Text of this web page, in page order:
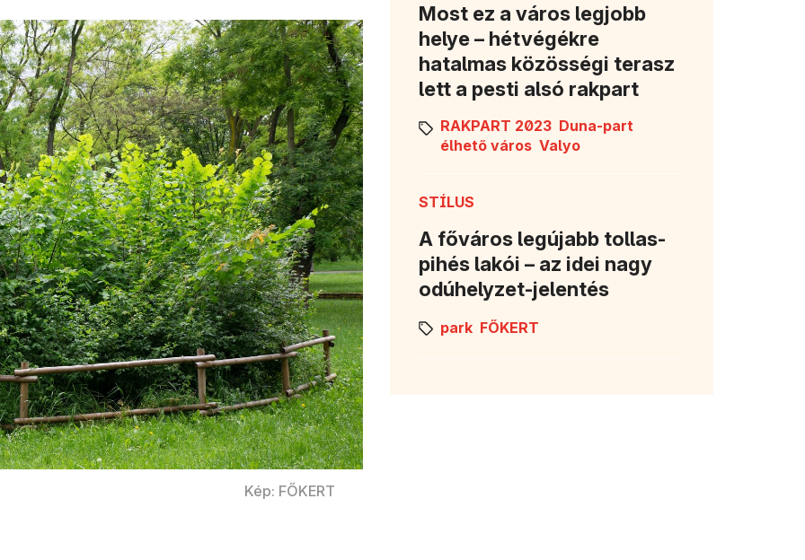
Kép: FŐKERT
Most ez a város legjobb
helye – hétvégékre
hatalmas közösségi terasz
lett a pesti alsó rakpart
RAKPART 2023 Duna-part
élhető város Valyo
STÍLUS
A főváros legújabb tollas-
pihés lakói – az idei nagy
odúhelyzet-jelentés
park FŐKERT